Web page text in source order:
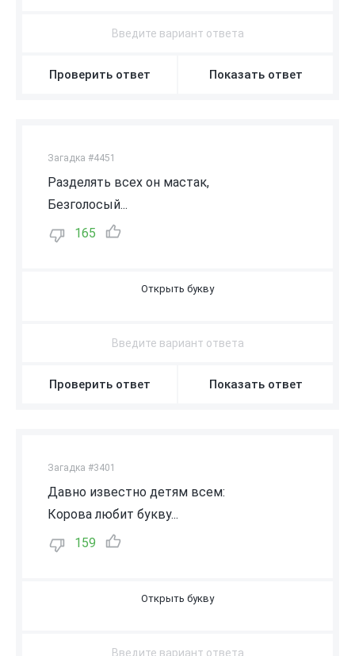
Проверить ответ Показать ответ
Загадка #4451
Разделять всех он мастак,
Безголосый...
165
Проверить ответ Показать ответ
Загадка #3401
Давно известно детям всем:
Корова любит букву...
159